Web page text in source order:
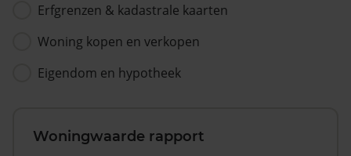
Erfgrenzen & kadastrale kaarten
Woning kopen en verkopen
Eigendom en hypotheek
Woningwaarde rapport